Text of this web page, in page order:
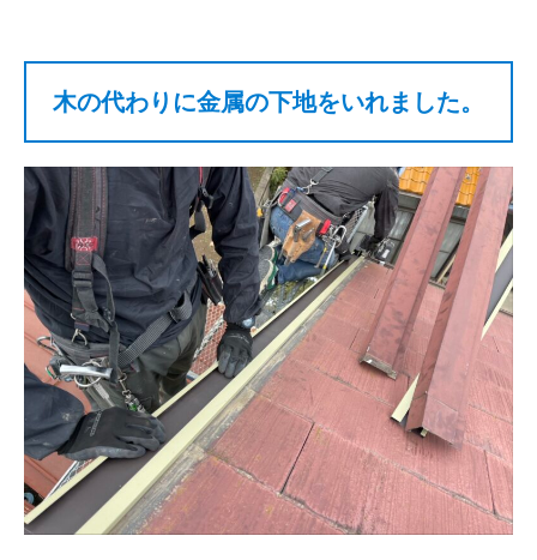
木の代わりに金属の下地をいれました。